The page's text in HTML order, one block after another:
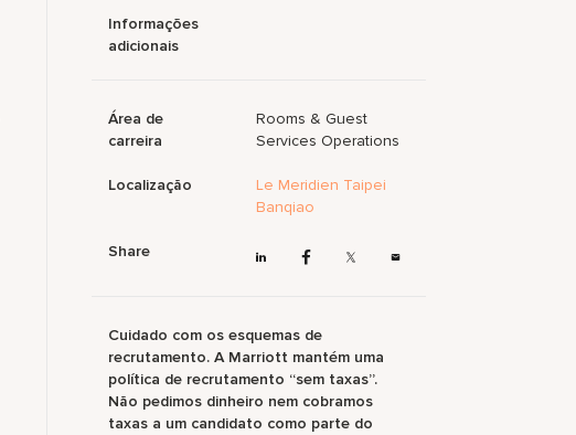
Informações
adicionais
Área de
carreira
Rooms & Guest
Services Operations
Localização
Le Meridien Taipei
Banqiao
Share
Cuidado com os esquemas de
recrutamento. A Marriott mantém uma
política de recrutamento “sem taxas”.
Não pedimos dinheiro nem cobramos
taxas a um candidato como parte do